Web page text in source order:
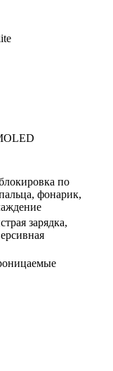
по
фонарик,
зарядка,